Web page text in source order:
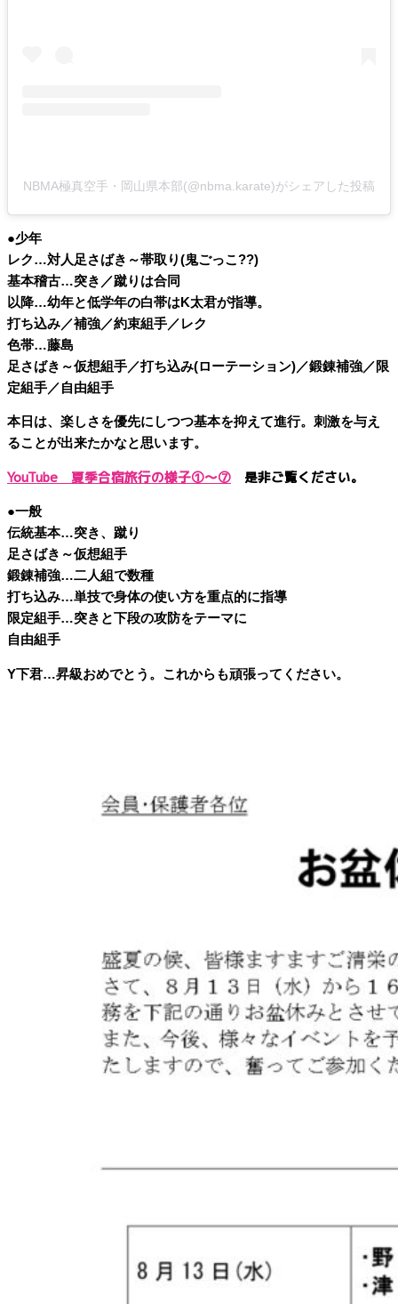
NBMA極真空手・岡山県本部(@nbma.karate)がシェアした投稿
●少年
レク…対人足さばき～帯取り(鬼ごっこ??)
基本稽古…突き／蹴りは合同
以降…幼年と低学年の白帯はK太君が指導。
打ち込み／補強／約束組手／レク
色帯…藤島
足さばき～仮想組手／打ち込み(ローテーション)／鍛錬補強／限
定組手／自由組手
本日は、楽しさを優先にしつつ基本を抑えて進行。刺激を与え
ることが出来たかなと思います。
YouTube 夏季合宿旅行の様子①～⑦ 是非ご覧ください。
●一般
伝統基本…突き、蹴り
足さばき～仮想組手
鍛錬補強…二人組で数種
打ち込み…単技で身体の使い方を重点的に指導
限定組手…突きと下段の攻防をテーマに
自由組手
Y下君…昇級おめでとう。これからも頑張ってください。